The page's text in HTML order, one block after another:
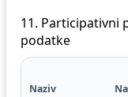
11. Participativni
podatke
Naziv